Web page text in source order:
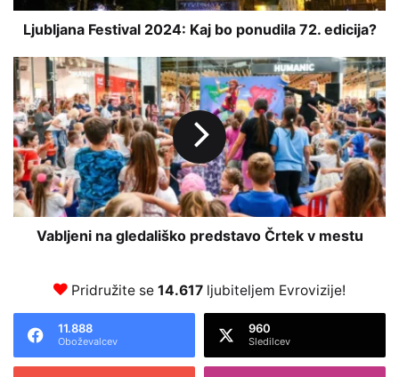
a
s
t
i
v
a
l
2
0
2
p
Ljubljana Festival 2024: Kaj bo ponudila 72. edicija?
V
b
l
j
e
n
i
n
i
Vabljeni na gledališko predstavo Črtek v mestu
Pridružite se 14.617 ljubiteljem Evrovizije!
11.888
Oboževalcev
960
Sledilcev